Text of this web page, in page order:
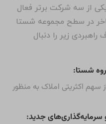
از سه شرکت برتر فعال
در سطح مجموعه شستا
زیر را دنبال
شستا:
سهم اکثریتی املاک به منظور
جدید: